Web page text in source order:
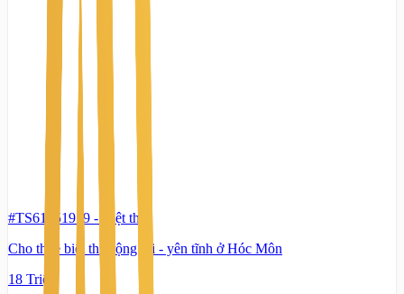
#TS61351979 -
Biệt thự
Cho thuê biệt thự rộng rãi - yên tĩnh ở Hóc Môn
18 Triệu